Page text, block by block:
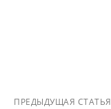
ПРЕДЫДУЩАЯ СТАТЬЯ